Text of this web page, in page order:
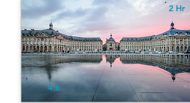
4.6
2 Hr